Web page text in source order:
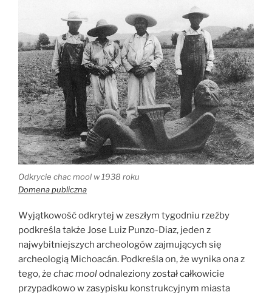
Odkrycie chac mool w 1938 roku
Domena publiczna
Wyjątkowość odkrytej w zeszłym tygodniu rzeźby
podkreśla także Jose Luiz Punzo-Diaz, jeden z
najwybitniejszych archeologów zajmujących się
archeologią Michoacán. Podkreśla on, że wynika ona z
tego, że chac moolodnaleziony został całkowicie
przypadkowo w zasypisku konstrukcyjnym miasta